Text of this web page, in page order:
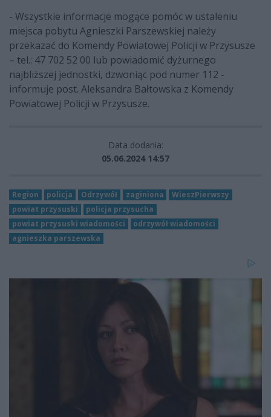
- Wszystkie informacje mogące pomóc w ustaleniu
miejsca pobytu Agnieszki Parszewskiej należy
przekazać do Komendy Powiatowej Policji w Przysusze
– tel.: 47 702 52 00 lub powiadomić dyżurnego
najbliższej jednostki, dzwoniąc pod numer 112 -
informuje post. Aleksandra Bałtowska z Komendy
Powiatowej Policji w Przysusze.
Data dodania:
05.06.2024 14:57
Region policja Odrzywół zaginiona
WieszPierwszy
powiat przysuski
policja przysucha
powiat przysuski wiadomości
odrzywół wiadomości
agnieszka parszewska